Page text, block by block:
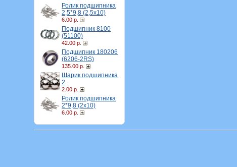
Ролик подшипника
2,5*9,8 (2,5х10)
6.00 р.
Подшипник 8100
(51100)
42.00 р.
Подшипник 180206
(6206-2RS)
135.00 р.
Шарик подшипника
2
2.00 р.
Ролик подшипника
2*9,8 (2х10)
6.00 р.